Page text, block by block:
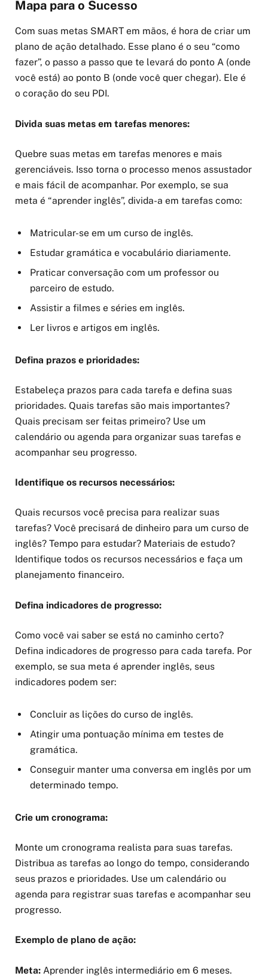
Mapa para o Sucesso
Com suas metas SMART em mãos, é hora de criar um
plano de ação detalhado. Esse plano é o seu “como
fazer”, o passo a passo que te levará do ponto A (onde
você está) ao ponto B (onde você quer chegar). Ele é
o coração do seu PDI.
Divida suas metas em tarefas menores:
Quebre suas metas em tarefas menores e mais
gerenciáveis. Isso torna o processo menos assustador
e mais fácil de acompanhar. Por exemplo, se sua
meta é “aprender inglês”, divida-a em tarefas como:
Matricular-se em um curso de inglês.
Estudar gramática e vocabulário diariamente.
Praticar conversação com um professor ou
parceiro de estudo.
Assistir a filmes e séries em inglês.
Ler livros e artigos em inglês.
Defina prazos e prioridades:
Estabeleça prazos para cada tarefa e defina suas
prioridades. Quais tarefas são mais importantes?
Quais precisam ser feitas primeiro? Use um
calendário ou agenda para organizar suas tarefas e
acompanhar seu progresso.
Identifique os recursos necessários:
Quais recursos você precisa para realizar suas
tarefas? Você precisará de dinheiro para um curso de
inglês? Tempo para estudar? Materiais de estudo?
Identifique todos os recursos necessários e faça um
planejamento financeiro.
Defina indicadores de progresso:
Como você vai saber se está no caminho certo?
Defina indicadores de progresso para cada tarefa. Por
exemplo, se sua meta é aprender inglês, seus
indicadores podem ser:
Concluir as lições do curso de inglês.
Atingir uma pontuação mínima em testes de
gramática.
Conseguir manter uma conversa em inglês por um
determinado tempo.
Crie um cronograma:
Monte um cronograma realista para suas tarefas.
Distribua as tarefas ao longo do tempo, considerando
seus prazos e prioridades. Use um calendário ou
agenda para registrar suas tarefas e acompanhar seu
progresso.
Exemplo de plano de ação:
Meta: Aprender inglês intermediário em 6 meses.